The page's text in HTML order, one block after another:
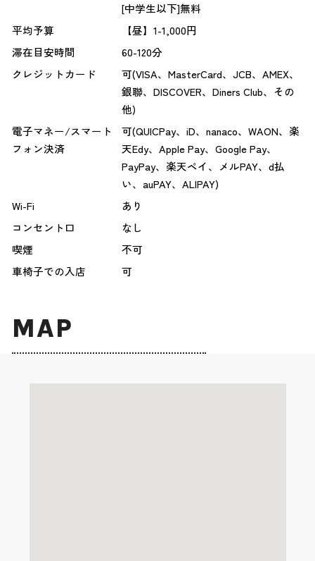
[中学生以下]無料
平均予算
【昼】1-1,000円
滞在目安時間
60-120分
クレジットカード
可(VISA、MasterCard、JCB、AMEX、
銀聯、DISCOVER、Diners Club、その
他)
電子マネー/スマート
フォン決済
可(QUICPay、iD、nanaco、WAON、楽
天Edy、Apple Pay、Google Pay、
PayPay、楽天ペイ、メルPAY、d払
い、auPAY、ALIPAY)
Wi-Fi
あり
コンセント口
なし
喫煙
不可
車椅子での入店
可
MAP